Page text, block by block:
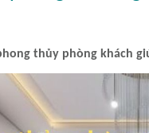
thủy phòng khách